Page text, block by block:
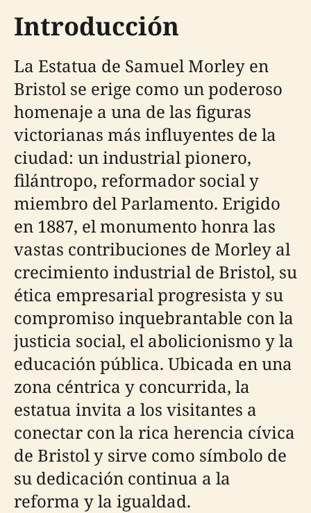
Introducción
La Estatua de Samuel Morley en
Bristol se erige como un poderoso
homenaje a una de las figuras
victorianas más influyentes de la
ciudad: un industrial pionero,
filántropo, reformador social y
miembro del Parlamento. Erigido
en 1887, el monumento honra las
vastas contribuciones de Morley al
crecimiento industrial de Bristol, su
ética empresarial progresista y su
compromiso inquebrantable con la
justicia social, el abolicionismo y la
educación pública. Ubicada en una
zona céntrica y concurrida, la
estatua invita a los visitantes a
conectar con la rica herencia cívica
de Bristol y sirve como símbolo de
su dedicación continua a la
reforma y la igualdad.